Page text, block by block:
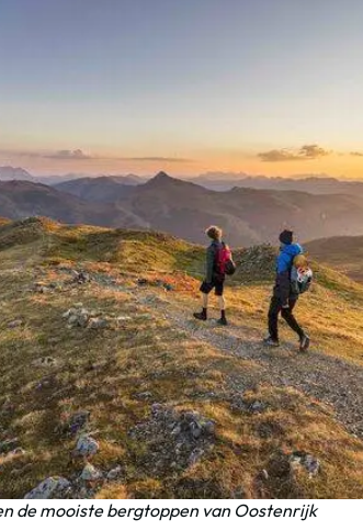
de mooiste bergtoppen van Oostenrijk